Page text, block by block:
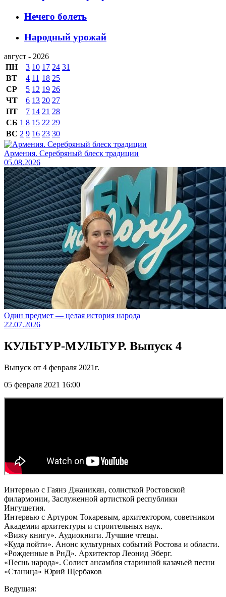
Нечего болеть
Народный урожай
август - 2026
ПН
3 10 17 24 31
ВТ
4 11 18 25
СР
5 12 19 26
ЧТ
6 13 20 27
ПТ
7 14 21 28
СБ 1 8 15 22 29
ВС 2 9 16 23 30
Армения. Серебряный блеск традиции
05.08.2026
Один предмет — целая история народа
22.07.2026
КУЛЬТУР-МУЛЬТУР. Выпуск 4
Выпуск от 4 февраля 2021г.
05 февраля 2021 16:00
Интервью с Гаянэ Джаникян, солисткой Ростовской
филармонии, Заслуженной артисткой республики
Ингушетия.
Интервью с Артуром Токаревым, архитектором, советником
Академии архитектуры и строительных наук.
«Вижу книгу». Аудиокниги. Лучшие чтецы.
«Куда пойти». Анонс культурных событий Ростова и области.
«Рожденные в РнД». Архитектор Леонид Эберг.
«Песнь народа». Солист ансамбля старинной казачьей песни
«Станица» Юрий Щербаков
Ведущая: